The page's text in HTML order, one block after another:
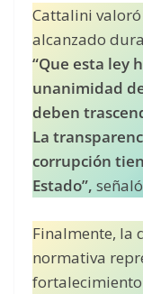
Cattalini
alcanzado
“Que esta ley
unanimidad
deben
La
corrupción
Estado”,
Finalmente, la
normativa